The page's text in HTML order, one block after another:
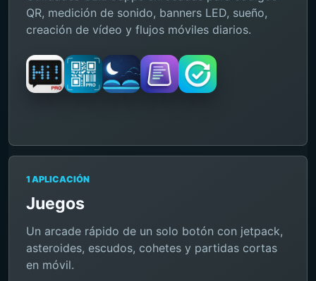
QR, medición de sonido, banners LED, sueño,
creación de vídeo y flujos móviles diarios.
1 APLICACIÓN
Juegos
Un arcade rápido de un solo botón con jetpack,
asteroides, escudos, cohetes y partidas cortas
en móvil.